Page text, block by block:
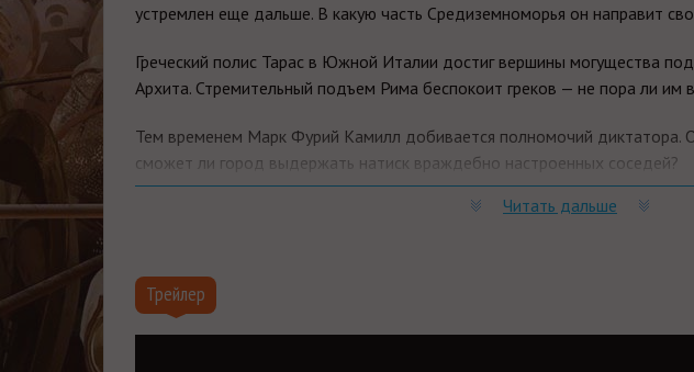
устремлен еще дальше. В какую часть Средиземноморья он направит
Греческий полис Тарас в Южной Италии достиг вершины могущества
Архита. Стремительный подъем Рима беспокоит греков — не пора ли им
Тем временем Марк Фурий Камилл добивается полномочий диктатора.
сможет ли город выдержать натиск враждебно настроенных соседей?
В истории человечества переломный момент. Это время страшной
Новая кампания Total War: ROME II — Rise of the Republic повествует о
разворачивается на подробной карте Италии и окружающих земель,
Читать дальше
Трейлер